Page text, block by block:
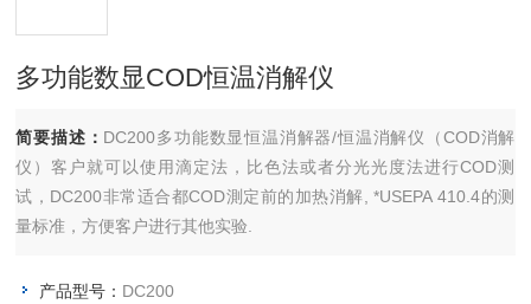
多功能数显COD恒温消解仪
简要描述： DC200多功能数显恒温消解器/恒温消解仪（COD消解
仪）客户就可以使用滴定法，比色法或者分光光度法进行COD测
试，DC200非常适合都COD測定前的加热消解, *USEPA 410.4的测
量标准，方便客户进行其他实验.
产品型号： DC200